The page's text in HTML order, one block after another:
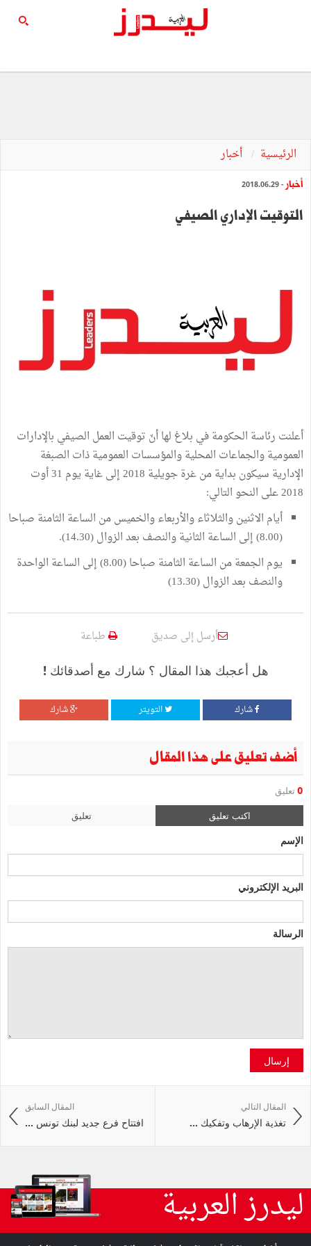
الرئيسية أخبار
أخبار - 2018.06.29
التوقيت الإداري الصيفي
أعلنت رئاسة الحكومة في بلاغ لها أنّ توقيت العمل الصيفي بالإدارات
العمومية والجماعات المحلية والمؤسسات العمومية ذات الصبغة
الإدارية سيكون بداية من غرة جويلية 2018 إلى غاية يوم 31 أوت
2018 على النحو التالي:
أيام الاثنين والثلاثاء والأربعاء والخميس من الساعة الثامنة صباحا
(8.00) إلى الساعة الثانية والنصف بعد الزوال (14.30).
يوم الجمعة من الساعة الثامنة صباحا (8.00) إلى الساعة الواحدة
والنصف بعد الزوال (13.30)
أرسل إلى صديق طباعة
هل أعجبك هذا المقال ؟ شارك مع أصدقائك !
شارك التويتر شارك
أضف تعليق على هذا المقال
0 تعليق
اكتب تعليق تعليق
الإسم
البريد الإلكتروني
الرسالة
إرسال
المقال السابق
افتتاح فرع جديد لبنك تونس ...
المقال التالي
تغذية الإرهاب وتفكيك ...
ليدرز العربية